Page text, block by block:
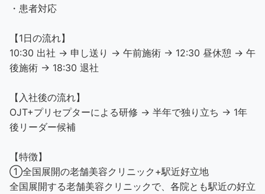
・患者対応
【1日の流れ】
10:30 出社 → 申し送り → 午前施術 → 12:30 昼休憩 → 午
後施術 → 18:30 退社
【入社後の流れ】
OJT+プリセプターによる研修 → 半年で独り立ち → 1年
後リーダー候補
【特徴】
①全国展開の老舗美容クリニック+駅近好立地
全国展開する老舗美容クリニックで、各院とも駅近の好立